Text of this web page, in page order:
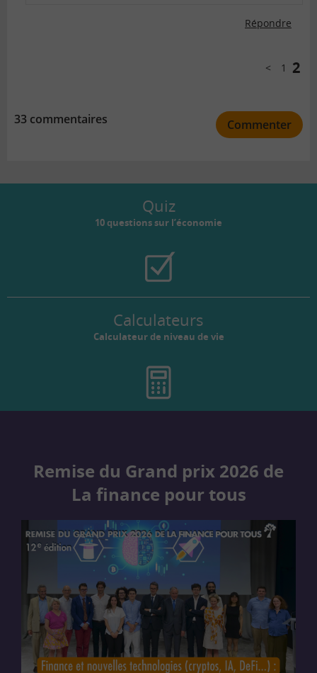
Répondre
1 2
33 commentaires Commenter
Quiz
10 questions sur l’économie
Calculateurs
Calculateur de niveau de vie
Remise du Grand prix 2026 de
La finance pour tous